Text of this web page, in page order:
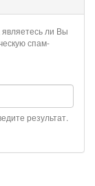
являетесь ли Вы
спам-
результат.